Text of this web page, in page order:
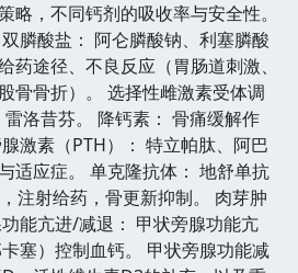
略，不同钙剂的吸收率与安全性。
膦酸盐： 阿仑膦酸钠、利塞膦酸
药途径、不良反应（胃肠道刺激、
骨骨折）。 选择性雌激素受体调
雷洛昔芬。 降钙素： 骨痛缓解作
激素（PTH）： 特立帕肽、阿巴
适应症。 单克隆抗体： 地舒单抗
，注射给药，骨更新抑制。 肉芽肿
能亢进/减退： 甲状旁腺功能亢
塞）控制血钙。 甲状旁腺功能减